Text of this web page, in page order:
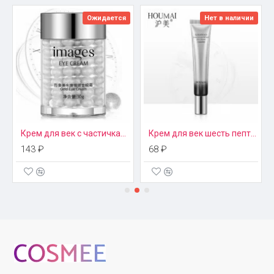
пользования в комплекте есть специальная лопаточка из
прозрачного пластика.
Состав
Вода.
Натуральный коллаген.
Гиалуроновая кислота.
Гидрогенизированное касторовое масло.
Аллантоин.
Пропиленгликоль и т. д.
Эффект
Сыворотка проникает глубоко в подкожные слои. Клетки
увлажняются, напитываются полезными веществами,
полностью восстанавливаются. Благодаря коллагену
дряблая кожа под нижними веками становится более
Ожидается
143 ₽
Нет в наличии
68 ₽